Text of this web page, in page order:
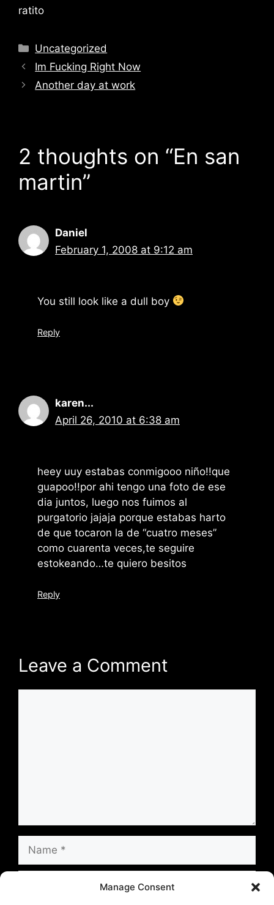
Manage Consent
ratito
Categories
Uncategorized
Im Fucking Right Now
Another day at work
2 thoughts on “En san
martin”
Daniel
February 1, 2008 at 9:12 am
You still look like a dull boy
Reply
karen...
April 26, 2010 at 6:38 am
heey uuy estabas conmigooo niño!!que
guapoo!!por ahi tengo una foto de ese
dia juntos, luego nos fuimos al
purgatorio jajaja porque estabas harto
de que tocaron la de “cuatro meses”
como cuarenta veces,te seguire
estokeando…te quiero besitos
Reply
Leave a Comment